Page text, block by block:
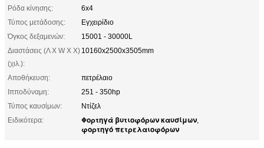
Ρόδα κίνησης:
6x4
Τύπος μετάδοσης:
Εγχειρίδιο
Όγκος δεξαμενών:
15001 - 30000L
Διαστάσεις (Λ Χ W Χ Χ)
(χιλ.):
10160x2500x3505mm
Αποθήκευση:
πετρέλαιο
Ιπποδύναμη:
251 - 350hp
Τύπος καυσίμων:
Ντίζελ
Ειδικότερα:
Φορτηγά βυτιοφόρων καυσίμων,
φορτηγό πετρελαιοφόρων